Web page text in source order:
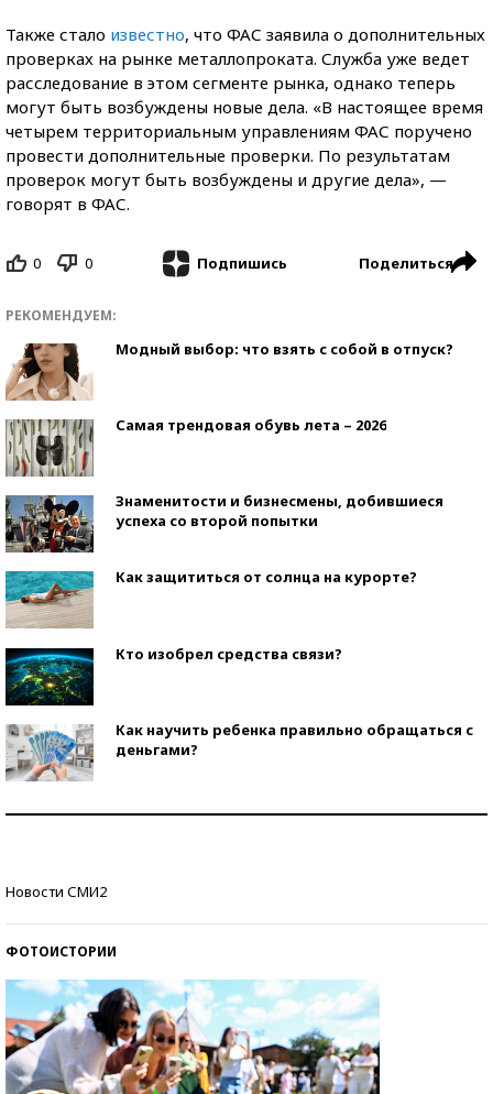
Также стало известно, что ФАС заявила о дополнительных
проверках на рынке металлопроката. Служба уже ведет
расследование в этом сегменте рынка, однако теперь
могут быть возбуждены новые дела. «В настоящее время
четырем территориальным управлениям ФАС поручено
провести дополнительные проверки. По результатам
проверок могут быть возбуждены и другие дела», —
говорят в ФАС.
0 0 Подпишись Поделиться
РЕКОМЕНДУЕМ:
Модный выбор: что взять с собой в отпуск?
Самая трендовая обувь лета – 2026
Знаменитости и бизнесмены, добившиеся
успеха со второй попытки
Как защититься от солнца на курорте?
Кто изобрел средства связи?
Как научить ребенка правильно обращаться с
деньгами?
Новости СМИ2
ФОТОИСТОРИИ